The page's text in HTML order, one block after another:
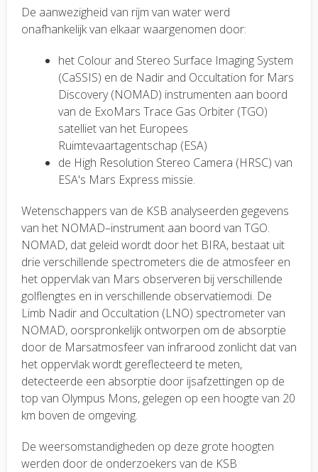
De aanwezigheid van rijm van water werd
onafhankelijk van elkaar waargenomen door:
het Colour and Stereo Surface Imaging System
(CaSSIS) en de Nadir and Occultation for Mars
Discovery (NOMAD) instrumenten aan boord
van de ExoMars Trace Gas Orbiter (TGO)
satelliet van het Europees
Ruimtevaartagentschap (ESA)
de High Resolution Stereo Camera (HRSC) van
ESA's Mars Express missie.
Wetenschappers van de KSB analyseerden gegevens
van het NOMAD–instrument aan boord van TGO.
NOMAD, dat geleid wordt door het BIRA, bestaat uit
drie verschillende spectrometers die de atmosfeer en
het oppervlak van Mars observeren bij verschillende
golflengtes en in verschillende observatiemodi. De
Limb Nadir and Occultation (LNO) spectrometer van
NOMAD, oorspronkelijk ontworpen om de absorptie
door de Marsatmosfeer van infrarood zonlicht dat van
het oppervlak wordt gereflecteerd te meten,
detecteerde een absorptie door ijsafzettingen op de
top van Olympus Mons, gelegen op een hoogte van 20
km boven de omgeving.
De weersomstandigheden op deze grote hoogten
werden door de onderzoekers van de KSB